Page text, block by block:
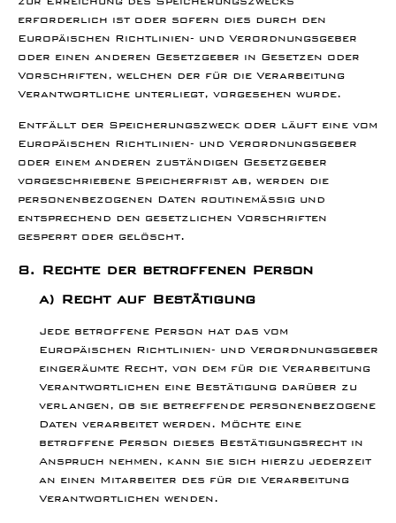
erforderlich ist oder sofern dies durch den
Europäischen Richtlinien- und Verordnungsgeber
oder einen anderen Gesetzgeber in Gesetzen oder
Vorschriften, welchen der für die Verarbeitung
Verantwortliche unterliegt, vorgesehen wurde.
Entfällt der Speicherungszweck oder läuft eine vom
Europäischen Richtlinien- und Verordnungsgeber
oder einem anderen zuständigen Gesetzgeber
vorgeschriebene Speicherfrist ab, werden die
personenbezogenen Daten routinemäßig und
entsprechend den gesetzlichen Vorschriften
gesperrt oder gelöscht.
8. Rechte der betroffenen Person
a) Recht auf Bestätigung
Jede betroffene Person hat das vom
Europäischen Richtlinien- und Verordnungsgeber
eingeräumte Recht, von dem für die Verarbeitung
Verantwortlichen eine Bestätigung darüber zu
verlangen, ob sie betreffende personenbezogene
Daten verarbeitet werden. Möchte eine
betroffene Person dieses Bestätigungsrecht in
Anspruch nehmen, kann sie sich hierzu jederzeit
an einen Mitarbeiter des für die Verarbeitung
Verantwortlichen wenden.